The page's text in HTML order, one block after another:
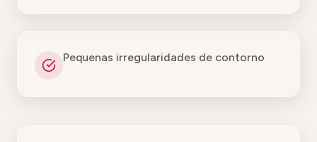
Pequenas irregularidades de contorno